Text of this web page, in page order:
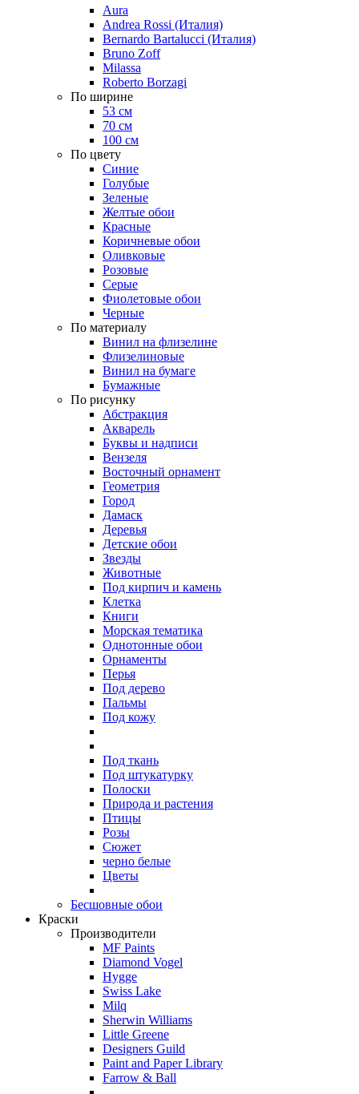
Aura
Andrea Rossi (Италия)
Bernardo Bartalucci (Италия)
Bruno Zoff
Milassa
Roberto Borzagi
По ширине
53 см
70 см
100 см
По цвету
Синие
Голубые
Зеленые
Желтые обои
Красные
Коричневые обои
Оливковые
Розовые
Серые
Фиолетовые обои
Черные
По материалу
Винил на флизелине
Флизелиновые
Винил на бумаге
Бумажные
По рисунку
Абстракция
Акварель
Буквы и надписи
Вензеля
Восточный орнамент
Геометрия
Город
Дамаск
Деревья
Детские обои
Звезды
Животные
Под кирпич и камень
Клетка
Книги
Морская тематика
Однотонные обои
Орнаменты
Перья
Под дерево
Пальмы
Под кожу
Под ткань
Под штукатурку
Полоски
Природа и растения
Птицы
Розы
Сюжет
черно белые
Цветы
Бесшовные обои
Краски
Производители
MF Paints
Diamond Vogel
Hygge
Swiss Lake
Milq
Sherwin Williams
Little Greene
Designers Guild
Paint and Paper Library
Farrow & Ball